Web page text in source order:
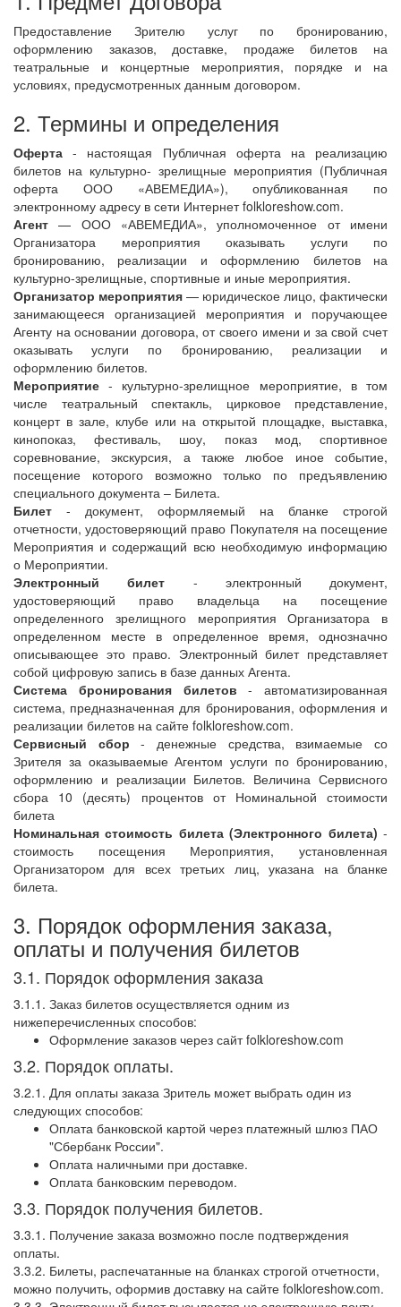
Предоставление Зрителю услуг по бронированию,
оформлению заказов, доставке, продаже билетов на
театральные и концертные мероприятия, порядке и на
условиях, предусмотренных данным договором.
2. Термины и определения
Оферта - настоящая Публичная оферта на реализацию
билетов на культурно- зрелищные мероприятия (Публичная
оферта ООО «АВЕМЕДИА»), опубликованная по
электронному адресу в сети Интернет folkloreshow.com.
Агент — ООО «АВЕМЕДИА», уполномоченное от имени
Организатора мероприятия оказывать услуги по
бронированию, реализации и оформлению билетов на
культурно-зрелищные, спортивные и иные мероприятия.
Организатор мероприятия — юридическое лицо, фактически
занимающееся организацией мероприятия и поручающее
Агенту на основании договора, от своего имени и за свой счет
оказывать услуги по бронированию, реализации и
оформлению билетов.
Мероприятие - культурно-зрелищное мероприятие, в том
числе театральный спектакль, цирковое представление,
концерт в зале, клубе или на открытой площадке, выставка,
кинопоказ, фестиваль, шоу, показ мод, спортивное
соревнование, экскурсия, а также любое иное событие,
посещение которого возможно только по предъявлению
специального документа – Билета.
Билет - документ, оформляемый на бланке строгой
отчетности, удостоверяющий право Покупателя на посещение
Мероприятия и содержащий всю необходимую информацию
о Мероприятии.
Электронный билет - электронный документ,
удостоверяющий право владельца на посещение
определенного зрелищного мероприятия Организатора в
определенном месте в определенное время, однозначно
описывающее это право. Электронный билет представляет
собой цифровую запись в базе данных Агента.
Система бронирования билетов - автоматизированная
система, предназначенная для бронирования, оформления и
реализации билетов на сайте folkloreshow.com.
Сервисный сбор - денежные средства, взимаемые со
Зрителя за оказываемые Агентом услуги по бронированию,
оформлению и реализации Билетов. Величина Сервисного
сбора 10 (десять) процентов от Номинальной стоимости
билета
Номинальная стоимость билета (Электронного билета) -
стоимость посещения Мероприятия, установленная
Организатором для всех третьих лиц, указана на бланке
билета.
3. Порядок оформления заказа,
оплаты и получения билетов
3.1. Порядок оформления заказа
3.1.1. Заказ билетов осуществляется одним из
нижеперечисленных способов:
Оформление заказов через сайт folkloreshow.com
3.2. Порядок оплаты.
3.2.1. Для оплаты заказа Зритель может выбрать один из
следующих способов:
Оплата банковской картой через платежный шлюз ПАО
"Сбербанк России".
Оплата наличными при доставке.
Оплата банковским переводом.
3.3. Порядок получения билетов.
3.3.1. Получение заказа возможно после подтверждения
оплаты.
3.3.2. Билеты, распечатанные на бланках строгой отчетности,
можно получить, оформив доставку на сайте folkloreshow.com.